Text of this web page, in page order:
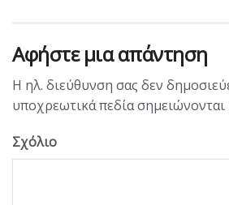
Αφήστε μια απάντηση
Η ηλ. διεύθυνση σας δεν
υποχρεωτικά πεδία σημειώνονται
Σχόλιο